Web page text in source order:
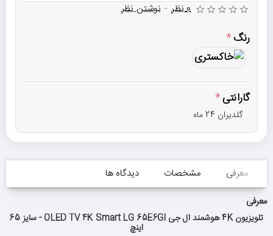
0 نظر - نوشتن نظر
رنگ
گارانتی
گلدیران 24 ماه
معرفی مشخصات
دیدگاه ها
معرفی
تلویزیون 4K هوشمند ال جی OLED TV 4K Smart LG 65E6GI - سایز 65
اینچ